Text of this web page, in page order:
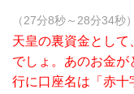
（27分8秒～28分34秒）
天皇の裏資金として
でしょ。あのお金
行に口座名は「赤十